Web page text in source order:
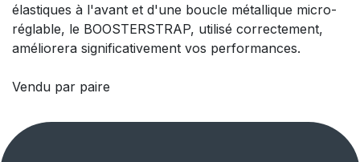
élastiques à l'avant et d'une boucle métallique micro-
réglable, le BOOSTERSTRAP, utilisé correctement,
améliorera significativement vos performances.
Vendu par paire